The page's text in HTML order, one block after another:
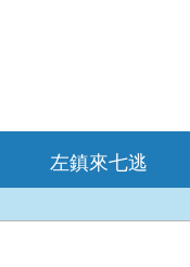
左鎮來七逃